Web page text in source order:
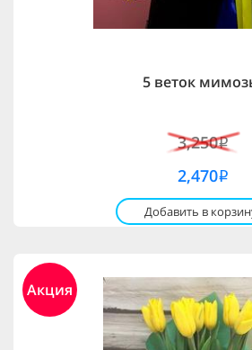
5 веток
3,250i
2,470i
Добавить в
Акция